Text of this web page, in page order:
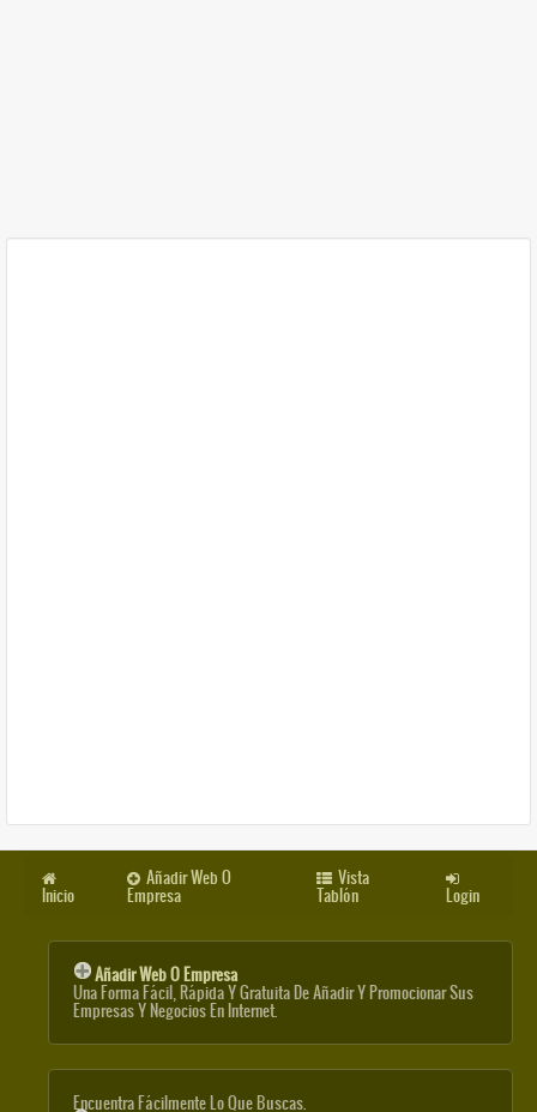
Inicio
Añadir Web O
Empresa
Vista
Tablón Login
Añadir Web O Empresa
Una Forma Fácil, Rápida Y Gratuita De Añadir Y Promocionar Sus
Empresas Y Negocios En Internet.
Encuentra Fácilmente Lo Que Buscas.